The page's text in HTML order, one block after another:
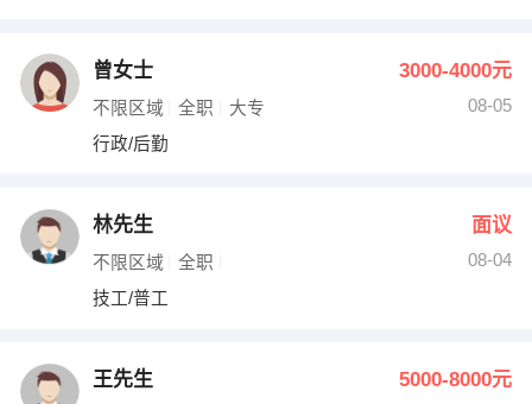
曾女士 3000-4000元
不限区域 全职 大专
08-05
行政/后勤
林先生 面议
不限区域 全职
08-04
技工/普工
王先生 5000-8000元